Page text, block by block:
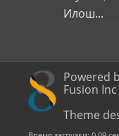
Илош...
Powered
Fusion Inc
Theme